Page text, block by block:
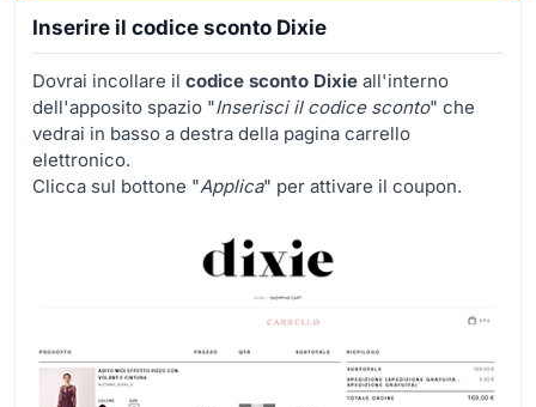
Inserire il codice sconto Dixie
Dovrai incollare il codice sconto Dixie all'interno
dell'apposito spazio "Inserisci il codice sconto" che
vedrai in basso a destra della pagina carrello
elettronico.
Clicca sul bottone "Applica" per attivare il coupon.